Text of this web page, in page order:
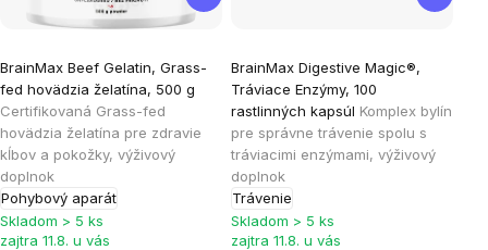
BrainMax Beef Gelatin, Grass-
fed hovädzia želatína, 500 g
Certifikovaná Grass-fed
hovädzia želatína pre zdravie
kĺbov a pokožky, výživový
doplnok
Pohybový aparát
hodnotenie
produktu
je
5,0
z
5
hviezdičiek.
Skladom > 5 ks
zajtra 11.8. u vás
BrainMax Digestive Magic®,
Tráviace Enzýmy, 100
rastlinných kapsúl Komplex bylín
pre správne trávenie spolu s
tráviacimi enzýmami, výživový
doplnok
Trávenie
hodnotenie
produktu
je
5,0
z
5
hviezdičiek.
Skladom > 5 ks
zajtra 11.8. u vás